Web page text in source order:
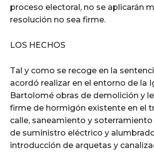
proceso electoral, no se aplicarán
resolución no sea firme.
LOS HECHOS
Tal y como se recoge en la
acordó realizar en el entorno de la
Bartolomé obras de demolición y
firme de hormigón existente en el
calle, saneamiento y soterramiento
de suministro eléctrico y
introducción de arquetas y